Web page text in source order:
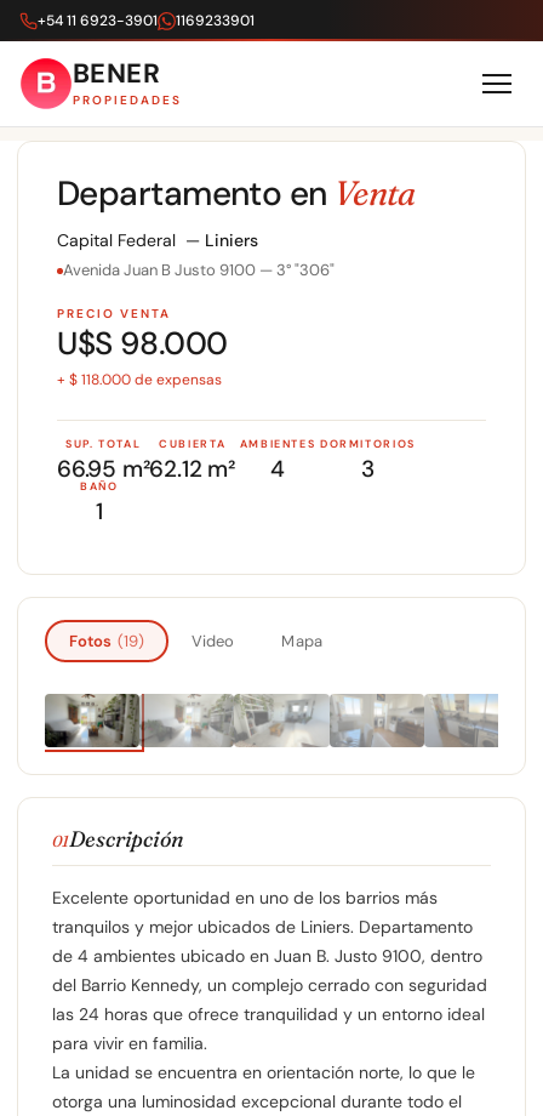
+54 11 6923-3901 1169233901
BENER
PROPIEDADES
Departamento en Venta
Capital Federal — Liniers
Avenida Juan B Justo 9100 — 3° "306"
PRECIO VENTA
U$S 98.000
+ $ 118.000 de expensas
SUP. TOTAL
66.95 m²
CUBIERTA
62.12 m²
AMBIENTES
4
DORMITORIOS
3
BAÑO
1
Fotos (19) Video Mapa
1/ 19
01Descripción
Excelente oportunidad en uno de los barrios más
tranquilos y mejor ubicados de Liniers. Departamento
de 4 ambientes ubicado en Juan B. Justo 9100, dentro
del Barrio Kennedy, un complejo cerrado con seguridad
las 24 horas que ofrece tranquilidad y un entorno ideal
para vivir en familia.
La unidad se encuentra en orientación norte, lo que le
otorga una luminosidad excepcional durante todo el